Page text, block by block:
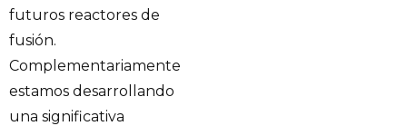
futuros reactores de
fusión.
Complementariamente
estamos desarrollando
una significativa